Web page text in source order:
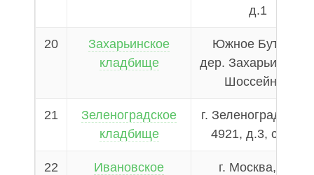
д.1
20
Захарьинское
кладбище
Южное Бутово,
дер. Захарьино,
Шоссейная
21
Зеленоградское
кладбище
г. Зеленоград, пр-д
4921, д.3, стр. 1
22
Ивановское
г. Москва, ул.